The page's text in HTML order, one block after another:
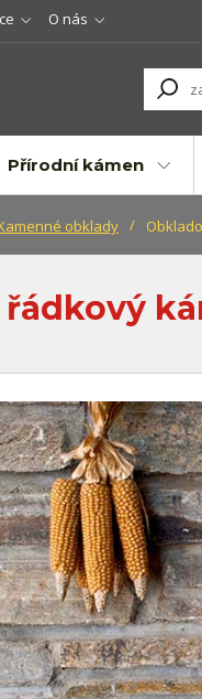
O nás
Přírodní kámen
obklady